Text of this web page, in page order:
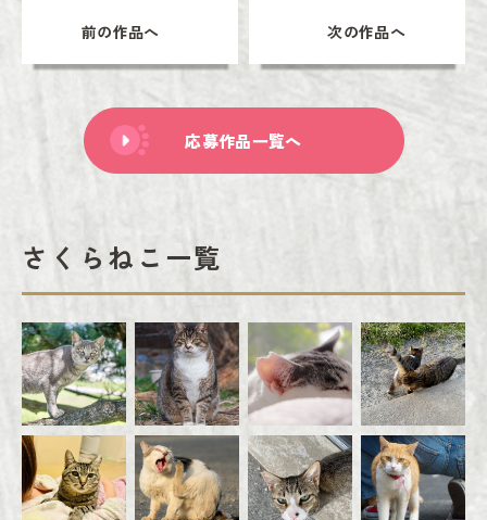
前の作品へ 次の作品へ
応募作品一覧へ
さくらねこ一覧